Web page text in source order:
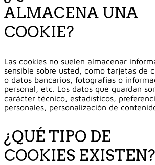
ALMACENA UNA
COOKIE?
Las cookies no suelen almacenar
sensible sobre usted, como tarjetas de
o datos bancarios, fotografías o
personal, etc. Los datos que guardan
carácter técnico, estadísticos,
personales, personalización de
¿QUÉ TIPO DE
COOKIES EXISTEN?